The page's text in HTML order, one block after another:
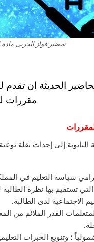
تحضير فواز الحربى مادة احياء 2 مقررات
الحديثة ان تقدم
مقررات لعام
إلى إحداث نقلة
سياسة التعليم في
التي تستقيم بها نظرة
الاجتماعية لدى الطالبة.
القدر الملائم من
؛ وتنويع الخبرات